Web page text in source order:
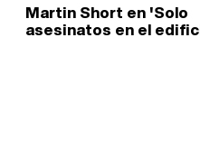
Martin Short en 'Solo
asesinatos en el